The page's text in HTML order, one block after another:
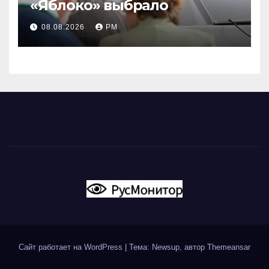
«Яблоко» выбрало
08.08.2026 РМ
Сайт работает на WordPress Тема: Newsup, автор Themeansar